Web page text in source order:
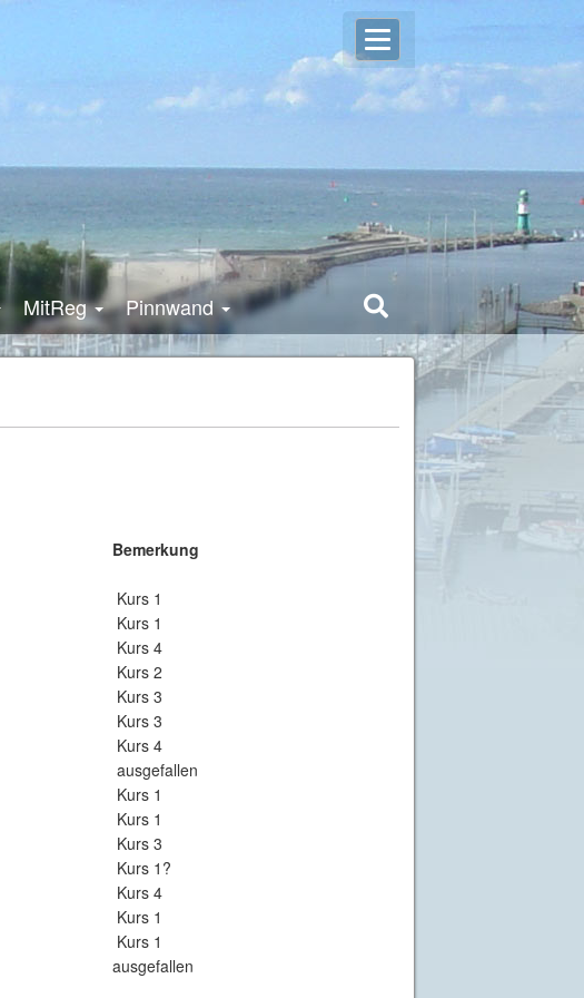
Open
user
settings
MitReg Pinnwand
Bemerkung
Kurs 1
Kurs 1
Kurs 4
Kurs 2
Kurs 3
Kurs 3
Kurs 4
ausgefallen
Kurs 1
Kurs 1
Kurs 3
Kurs 1?
Kurs 4
Kurs 1
Kurs 1
ausgefallen